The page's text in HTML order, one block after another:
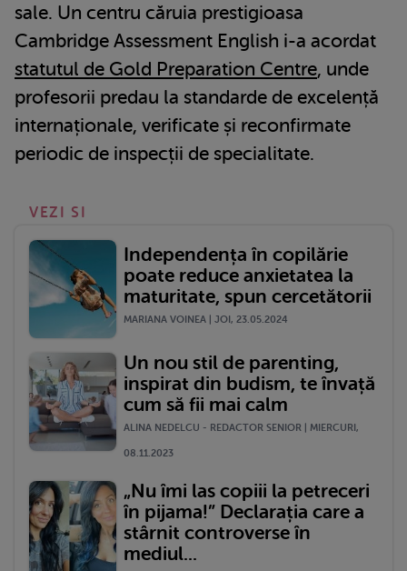
sale. Un centru căruia prestigioasa
Cambridge Assessment English i-a acordat
statutul de Gold Preparation Centre, unde
profesorii predau la standarde de excelență
internaționale, verificate și reconfirmate
periodic de inspecții de specialitate.
VEZI SI
Independența în copilărie
poate reduce anxietatea la
maturitate, spun cercetătorii
MARIANA VOINEA | JOI, 23.05.2024
Un nou stil de parenting,
inspirat din budism, te învață
cum să fii mai calm
ALINA NEDELCU - REDACTOR SENIOR | MIERCURI,
08.11.2023
„Nu îmi las copiii la petreceri
în pijama!” Declarația care a
stârnit controverse în
mediul...